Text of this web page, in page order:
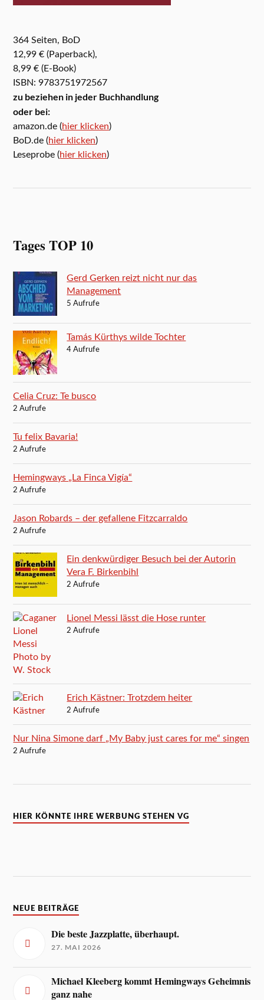
364 Seiten, BoD
12,99 € (Paperback),
8,99 € (E-Book)
ISBN: 9783751972567
zu beziehen in jeder Buchhandlung
oder bei:
amazon.de (hier klicken)
BoD.de (hier klicken)
Leseprobe (hier klicken)
Tages TOP 10
Gerd Gerken reizt nicht nur das
Management
5 Aufrufe
Tamás Kürthys wilde Tochter
4 Aufrufe
Celia Cruz: Te busco
2 Aufrufe
Tu felix Bavaria!
2 Aufrufe
Hemingways „La Finca Vigía“
2 Aufrufe
Jason Robards – der gefallene Fitzcarraldo
2 Aufrufe
Ein denkwürdiger Besuch bei der Autorin
Vera F. Birkenbihl
2 Aufrufe
Lionel Messi lässt die Hose runter
2 Aufrufe
Erich Kästner: Trotzdem heiter
2 Aufrufe
Nur Nina Simone darf „My Baby just cares for me“ singen
2 Aufrufe
HIER KÖNNTE IHRE WERBUNG STEHEN VG
NEUE BEITRÄGE
Die beste Jazzplatte, überhaupt.
27. MAI 2026
Michael Kleeberg kommt Hemingways Geheimnis
ganz nahe